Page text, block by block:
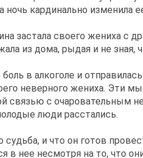
ночь кардинально изменила
застала своего жениха с
из дома, рыдая и не зная,
в алкоголе и
неверного жениха. Эти
связью с очаровательным
люди расстались.
судьба, и что он готов
нее несмотря на то, что